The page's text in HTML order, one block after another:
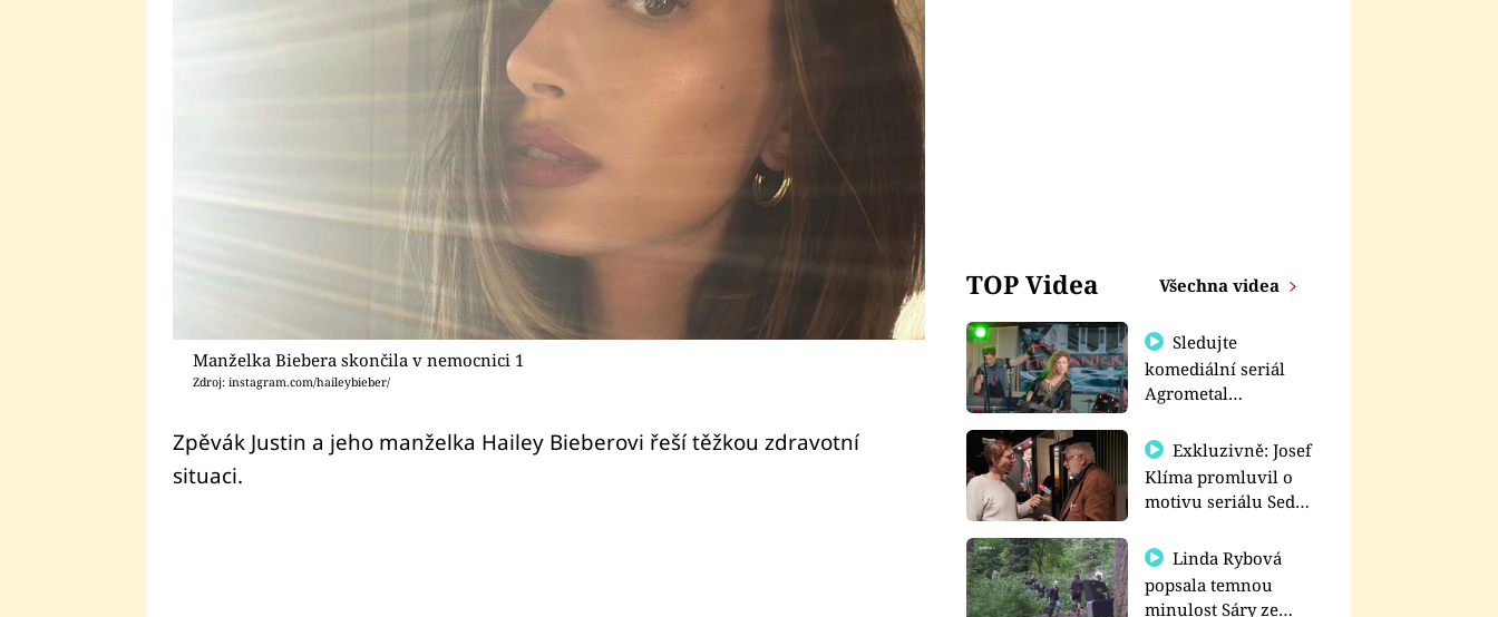
Manželka Biebera skončila v nemocnici 1
Zdroj: instagram.com/haileybieber/
Zpěvák Justin a jeho manželka Hailey Bieberovi řeší těžkou zdravotní
situaci.
TOP Videa Všechna videa
Sledujte
komediální seriál
Agrometal
prima+
Exkluzivně: Josef
Klíma promluvil o
motivu seriálu Sedm
Linda Rybová
popsala temnou
minulost Sáry ze